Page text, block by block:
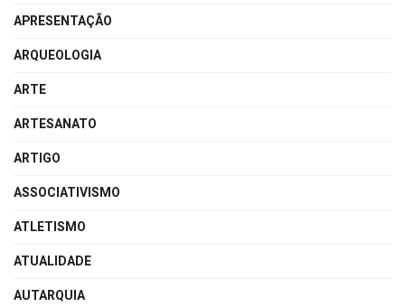
APRESENTAÇÃO
ARQUEOLOGIA
ARTE
ARTESANATO
ARTIGO
ASSOCIATIVISMO
ATLETISMO
ATUALIDADE
AUTARQUIA